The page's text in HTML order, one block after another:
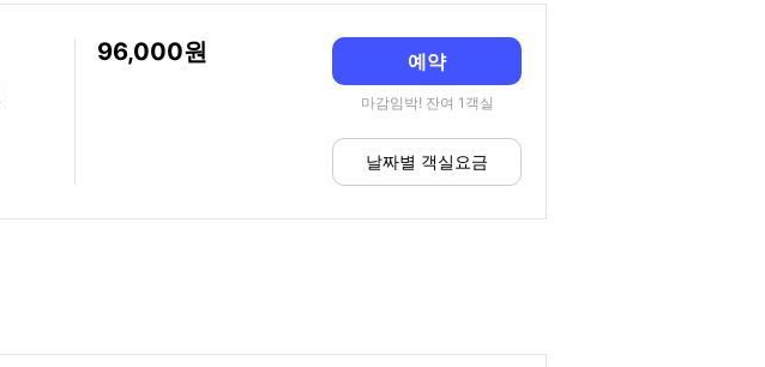
96,000 예약
마감임박! 잔여 1객실
날짜별 객실요금